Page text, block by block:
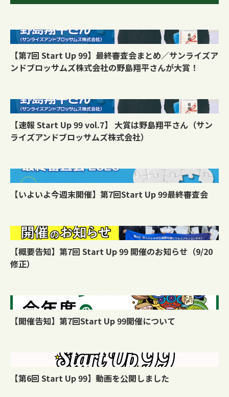
【第7回 Start Up 99】最終審査会まとめ／サンライズア
ンドブロッサムズ株式会社の野島翔平さんが大賞！
【速報 Start Up 99 vol.7】 大賞は野島翔平さん（サン
ライズアンドブロッサムズ株式会社）
【いよいよ今週末開催】第7回Start Up 99最終審査会
【概要告知】第7回 Start Up 99 開催のお知らせ（9/20
修正）
【開催告知】第7回Start Up 99開催について
【第6回 Start Up 99】動画を公開しました